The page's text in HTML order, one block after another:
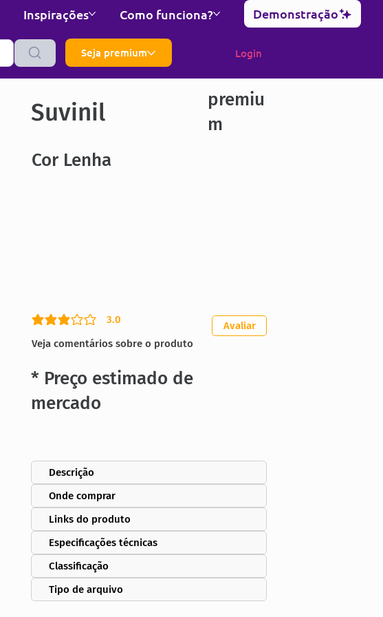
Inspirações Como funciona? Demonstração
Seja premium Login
Suvinil
premiu
m
Cor Lenha
3.0
classificação média é 3 de 5
Veja comentários sobre o produto
Avaliar
* Preço estimado de
mercado
Descrição
Onde comprar
Links do produto
Especificações técnicas
Classificação
Tipo de arquivo